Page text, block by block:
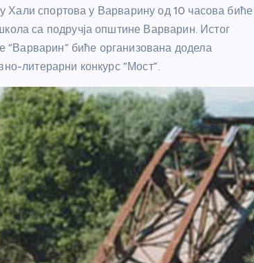
Хали спортова у Варварину од 10 часова биће
са подручја општине Варварин. Истог
“Варварин” биће организована додела
литерарни конкурс “Мост”.